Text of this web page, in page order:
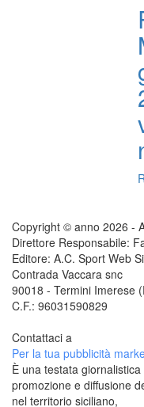
Copyright © anno 2026 -
Direttore Responsabile:
Editore: A.C. Sport Web
Contrada Vaccara snc
90018 - Termini Imerese
C.F.: 96031590829
Contattaci a
Per la tua pubblicità
È una testata
promozione e diffusione
nel territorio siciliano,